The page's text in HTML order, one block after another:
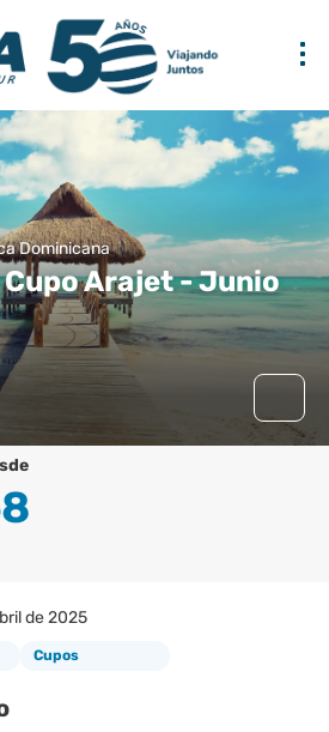
Dominicana
Cupo Arajet - Junio
de 2025
Cupos